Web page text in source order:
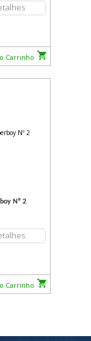
Carrinho
Nº 2
Carrinho